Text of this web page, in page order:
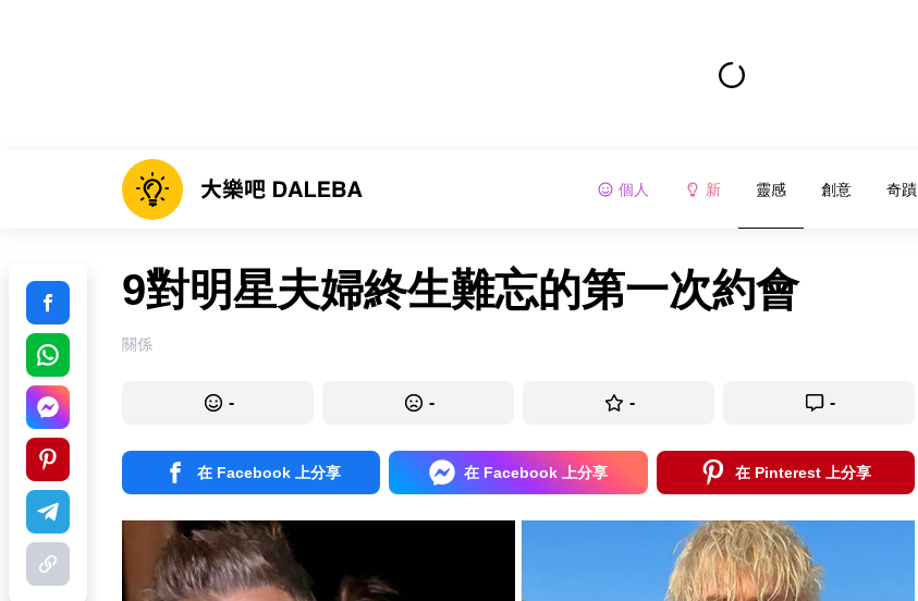
個人 新 靈感 創意 奇蹟
9對明星夫婦終生難忘的第一次約會
關係
- - - -
在 Facebook 上分享 在 Facebook 上分享 在 Pinterest 上分享